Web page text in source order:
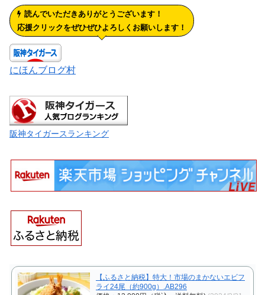
読んでいただきありがとうございます！
応援クリックをぜひぜひよろしくお願いします！
にほんブログ村
阪神タイガースランキング
【ふるさと納税】特大！市場のまかないエビフ
ライ24尾（約900g）.AB296